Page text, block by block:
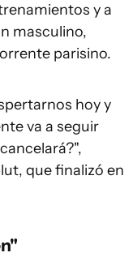
y a
masculino,
parisino.
hoy y
va a seguir
que finalizó en